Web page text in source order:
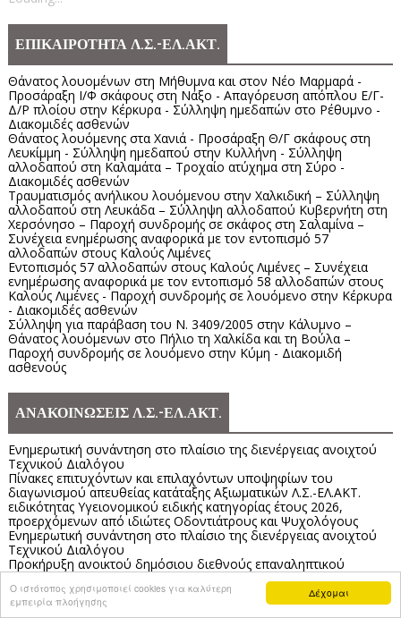
Δέχομαι
Ο ιστότοπος χρησιμοποιεί cookies για καλύτερη
εμπειρία πλοήγησης
ΕΠΙΚΑΙΡΟΤΗΤΑ Λ.Σ.-ΕΛ.ΑΚΤ.
Θάνατος λουομένων στη Μήθυμνα και στον Νέο Μαρμαρά -
Προσάραξη Ι/Φ σκάφους στη Νάξο - Απαγόρευση απόπλου Ε/Γ-
Δ/Ρ πλοίου στην Κέρκυρα - Σύλληψη ημεδαπών στο Ρέθυμνο -
Διακομιδές ασθενών
Θάνατος λουόμενης στα Χανιά - Προσάραξη Θ/Γ σκάφους στη
Λευκίμμη - Σύλληψη ημεδαπού στην Κυλλήνη - Σύλληψη
αλλοδαπού στη Καλαμάτα – Τροχαίο ατύχημα στη Σύρο -
Διακομιδές ασθενών
Τραυματισμός ανήλικου λουόμενου στην Χαλκιδική – Σύλληψη
αλλοδαπού στη Λευκάδα – Σύλληψη αλλοδαπού Κυβερνήτη στη
Χερσόνησο – Παροχή συνδρομής σε σκάφος στη Σαλαμίνα –
Συνέχεια ενημέρωσης αναφορικά με τον εντοπισμό 57
αλλοδαπών στους Καλούς Λιμένες
Εντοπισμός 57 αλλοδαπών στους Καλούς Λιμένες – Συνέχεια
ενημέρωσης αναφορικά με τον εντοπισμό 58 αλλοδαπών στους
Καλούς Λιμένες - Παροχή συνδρομής σε λουόμενο στην Κέρκυρα
- Διακομιδές ασθενών
Σύλληψη για παράβαση του Ν. 3409/2005 στην Κάλυμνο –
Θάνατος λουόμενων στο Πήλιο τη Χαλκίδα και τη Βούλα –
Παροχή συνδρομής σε λουόμενο στην Κύμη - Διακομιδή
ασθενούς
ΑΝΑΚΟΙΝΩΣΕΙΣ Λ.Σ.-ΕΛ.ΑΚΤ.
Ενημερωτική συνάντηση στο πλαίσιο της διενέργειας ανοιχτού
Τεχνικού Διαλόγου
Πίνακες επιτυχόντων και επιλαχόντων υποψηφίων του
διαγωνισμού απευθείας κατάταξης Αξιωματικών Λ.Σ.-ΕΛ.ΑΚΤ.
ειδικότητας Υγειονομικού ειδικής κατηγορίας έτους 2026,
προερχόμενων από ιδιώτες Οδοντιάτρους και Ψυχολόγους
Ενημερωτική συνάντηση στο πλαίσιο της διενέργειας ανοιχτού
Τεχνικού Διαλόγου
Προκήρυξη ανοικτού δημόσιου διεθνούς επαναληπτικού
Ενημερωτική συνάντηση στο πλαίσιο της διενέργειας ανοιχτού
Τεχνικού Διαλόγου